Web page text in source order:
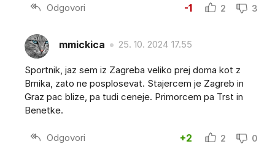
Odgovori -1 2 3
mmickica 25. 10. 2024 17.55
Sportnik, jaz sem iz Zagreba veliko prej doma kot z
Brnika, zato ne posplosevat. Stajercem je Zagreb in
Graz pac blize, pa tudi ceneje. Primorcem pa Trst in
Benetke.
Odgovori +2 2 0